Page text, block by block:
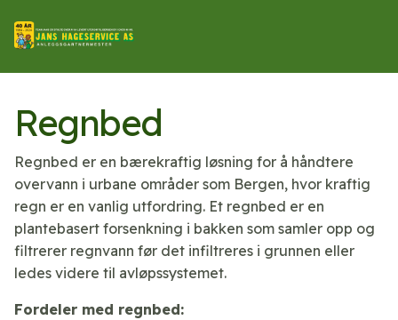
Regnbed
Regnbed er en bærekraftig løsning for å håndtere
overvann i urbane områder som Bergen, hvor kraftig
regn er en vanlig utfordring. Et regnbed er en
plantebasert forsenkning i bakken som samler opp og
filtrerer regnvann før det infiltreres i grunnen eller
ledes videre til avløpssystemet.
Fordeler med regnbed: